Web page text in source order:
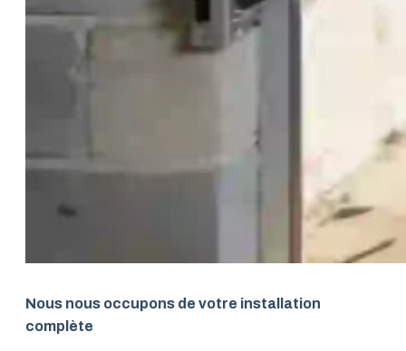
Nous nous occupons de votre installation
complète